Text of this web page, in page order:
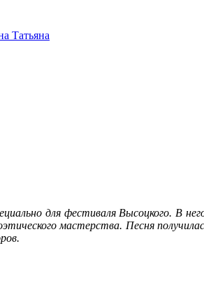
Татьяна
для фестиваля Высоцкого. В
мастерства. Песня